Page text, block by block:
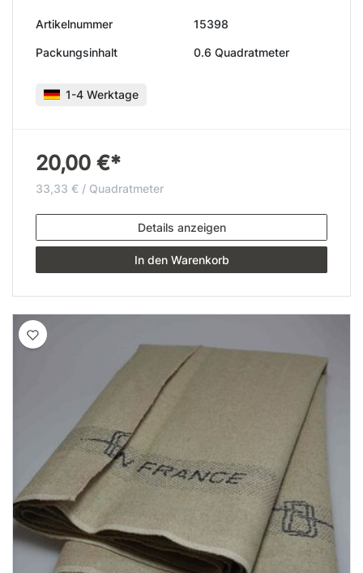
Artikelnummer 15398
Packungsinhalt 0.6 Quadratmeter
1-4 Werktage
20,00 €*
33,33 € / Quadratmeter
Details anzeigen
In den Warenkorb